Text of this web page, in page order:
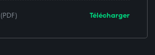
Télécharger
(PDF)